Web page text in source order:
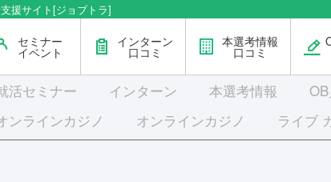
援サイト[ジョブトラ]
セミナー
イベント
インターン
口コミ
本選考情報
口コミ
活セミナー インターン 本選考情報
ンラインカジノ
オンラインカジノ ライブ